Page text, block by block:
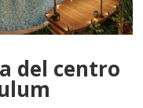
del centro